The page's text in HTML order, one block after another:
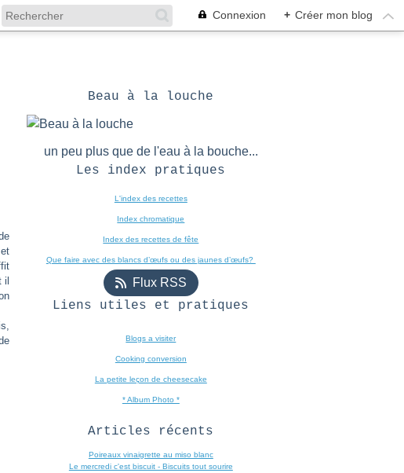
Connexion + Créer mon blog
il
Beau à la louche
un peu plus que de l'eau à la bouche...
Les index pratiques
L'index des recettes
Index chromatique
Index des recettes de fête
Que faire avec des blancs d’œufs ou des jaunes d’œufs?
Flux RSS
Liens utiles et pratiques
Blogs a visiter
Cooking conversion
La petite leçon de cheesecake
* Album Photo *
Articles récents
Poireaux vinaigrette au miso blanc
Le mercredi c'est biscuit - Biscuits tout sourire